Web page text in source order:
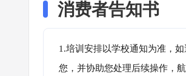
消费者告知书
1.培训安排以学校通知为准，
您，并协助您处理后续操作，